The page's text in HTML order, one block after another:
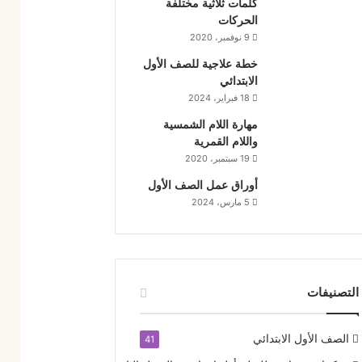
كلمات ثلاثية مختلفة
الحركات
9 نوفمبر، 2020
خطة علاجية للصف الأول
الابتدائي
18 فبراير، 2024
مهارة اللام الشمسية
واللام القمرية
19 سبتمبر، 2020
أوراق عمل الصف الأول
5 مارس، 2024
التصنيفات
الصف الأول الابتدائي 41